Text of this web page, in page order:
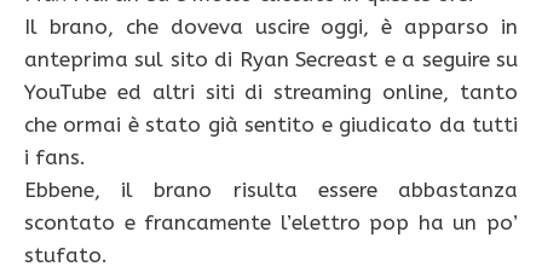
Il brano, che doveva uscire oggi, è apparso in
anteprima sul sito di Ryan Secreast e a seguire su
YouTube ed altri siti di streaming online, tanto
che ormai è stato già sentito e giudicato da tutti
i fans.
Ebbene, il brano risulta essere abbastanza
scontato e francamente l’elettro pop ha un po’
stufato.